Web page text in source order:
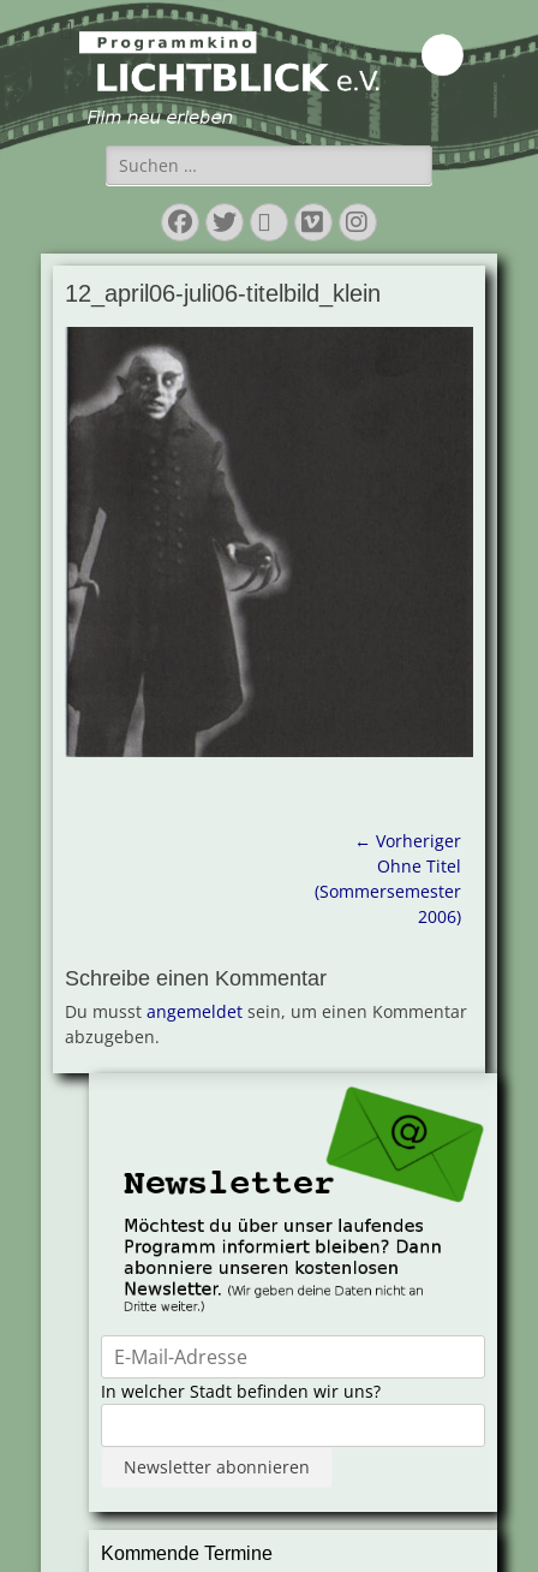
Programmkino
Lichtblick e.V.
Suchen
nach:
Facebook
Twitter
E-
Mail
VimeoInstagram
12_april06-juli06-titelbild_klein
← Vorheriger
Beitrag:
Ohne Titel
(Sommersemester
2006)
Schreibe einen Kommentar
Du musst angemeldet sein, um einen Kommentar
abzugeben.
In welcher Stadt befinden wir uns?
Kommende Termine